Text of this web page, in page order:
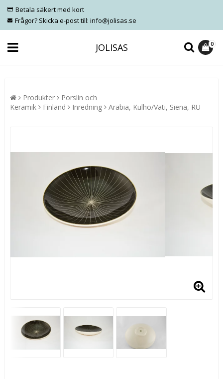
Betala säkert med kort
Frågor? Skicka e-post till: info@jolisas.se
JOLISAS 0
Produkter
Porslin och
Keramik
Finland Inredning Arabia, Kulho/Vati, Siena, RU